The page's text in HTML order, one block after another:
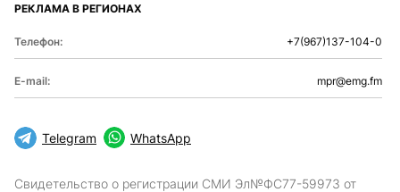
РЕКЛАМА В РЕГИОНАХ
Телефон: +7(967)137-104-0
E-mail: mpr@emg.fm
Telegram WhatsApp
Свидетельство о регистрации СМИ Эл№ФС77-59973 от